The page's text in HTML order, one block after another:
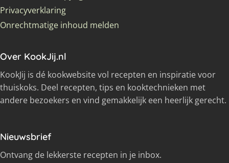
Privacyverklaring
Onrechtmatige inhoud melden
Over KookJij.nl
KookJij is dé kookwebsite vol recepten en inspiratie voor
thuiskoks. Deel recepten, tips en kooktechnieken met
andere bezoekers en vind gemakkelijk een heerlijk gerecht.
Nieuwsbrief
Ontvang de lekkerste recepten in je inbox.